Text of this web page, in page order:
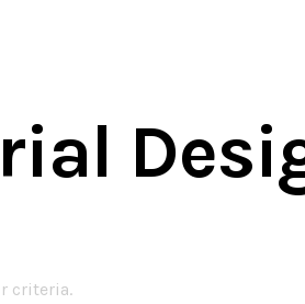
criteria.